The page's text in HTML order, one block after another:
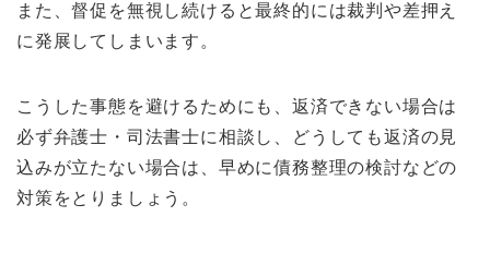
また、督促を無視し続けると最終的には裁判や差押え
に発展してしまいます。
こうした事態を避けるためにも、返済できない場合は
必ず弁護士・司法書士に相談し、どうしても返済の見
込みが立たない場合は、早めに債務整理の検討などの
対策をとりましょう。